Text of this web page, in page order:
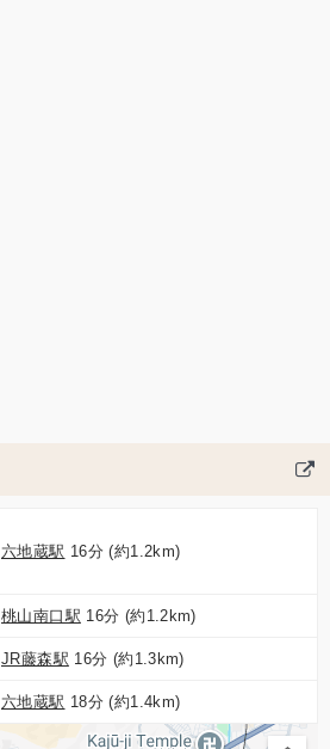
六地蔵駅 16分 (約1.2km)
桃山南口駅 16分 (約1.2km)
JR藤森駅 16分 (約1.3km)
六地蔵駅 18分 (約1.4km)